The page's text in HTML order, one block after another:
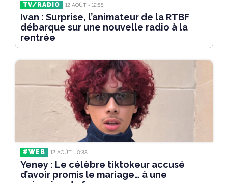
TV/RADIO 12 AOÛT - 12:55
Ivan : Surprise, l’animateur de la RTBF
débarque sur une nouvelle radio à la
rentrée
#WEB 12 AOÛT - 0:38
Yeney : Le célèbre tiktokeur accusé
d’avoir promis le mariage… à une